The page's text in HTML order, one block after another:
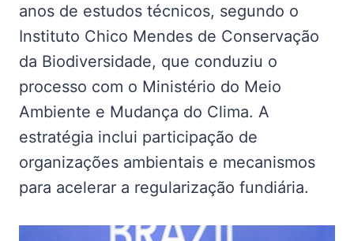
anos de estudos técnicos, segundo o
Instituto Chico Mendes de Conservação
da Biodiversidade, que conduziu o
processo com o Ministério do Meio
Ambiente e Mudança do Clima. A
estratégia inclui participação de
organizações ambientais e mecanismos
para acelerar a regularização fundiária.